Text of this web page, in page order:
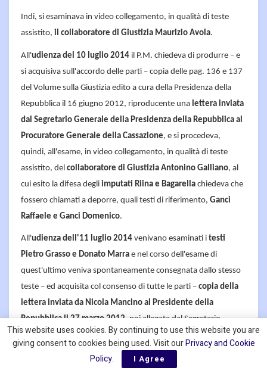
Indi, si esaminava in video collegamento, in qualità di teste
assistito, il collaboratore di Giustizia Maurizio Avola.
All'udienza del 10 luglio 2014 il P.M. chiedeva di produrre – e
si acquisiva sull'accordo delle parti – copia delle pag. 136 e 137
del Volume sulla Giustizia edito a cura della Presidenza della
Repubblica il 16 giugno 2012, riproducente una lettera inviata
dal Segretario Generale della Presidenza della Repubblica al
Procuratore Generale della Cassazione, e si procedeva,
quindi, all'esame, in video collegamento, in qualità di teste
assistito, del collaboratore di Giustizia Antonino Galliano, al
cui esito la difesa degli imputati Riina e Bagarella chiedeva che
fossero chiamati a deporre, quali testi di riferimento, Ganci
Raffaele e Ganci Domenico.
All'udienza dell'11 luglio 2014 venivano esaminati i testi
Pietro Grasso e Donato Marra e nel corso dell'esame di
quest'ultimo veniva spontaneamente consegnata dallo stesso
teste – ed acquisita col consenso di tutte le parti – copia della
lettera inviata da Nicola Mancino al Presidente della
Repubblica il 27 marzo 2012 , poi allegata dal Segretario
Generale alla lettera a sua volta inviata il 4 aprile 2012 al
Procuratore Generale presso la Corte di Cassazione.
This website uses cookies. By continuing to use this website you are
giving consent to cookies being used. Visit ourPrivacy and Cookie
Policy. I Agree